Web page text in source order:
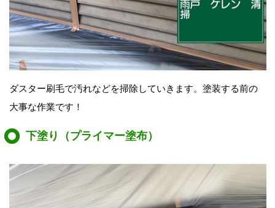
ダスター刷毛で汚れなどを掃除していきます。塗装する前の
大事な作業です！
下塗り（プライマー塗布）